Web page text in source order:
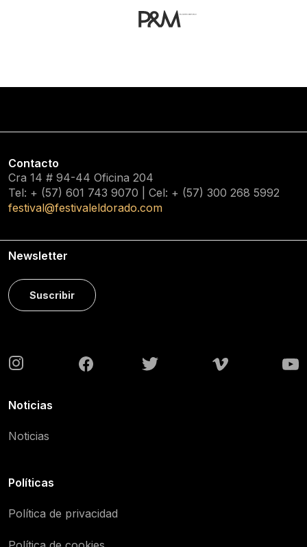
Contacto
Cra 14 # 94-44 Oficina 204
Tel: + (57) 601 743 9070 | Cel: + (57) 300 268 5992
festival@festivaleldorado.com
Newsletter
Suscribir
Noticias
Noticias
Políticas
Política de privacidad